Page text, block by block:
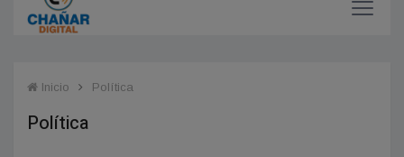
Inicio Política
Política